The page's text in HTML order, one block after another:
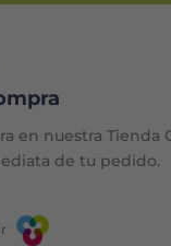
en nuestra
de tu pedido.